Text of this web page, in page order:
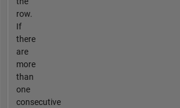
row.
If
there
are
more
than
one
consecutive